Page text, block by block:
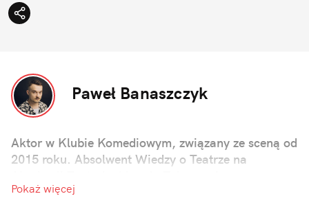
Paweł Banaszczyk
Aktor w Klubie Komediowym, związany ze sceną od
2015 roku. Absolwent Wiedzy o Teatrze na
Warszawie. Autor skeczy i scenariuszy filmów
Pokaż więcej